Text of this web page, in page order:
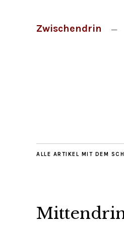
Zwischendrin
ALLE ARTIKEL MIT DEM